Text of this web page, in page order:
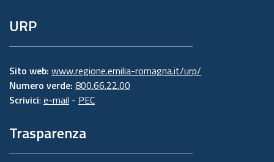
URP
Sito web: www.regione.emilia-romagna.it/urp/
Numero verde: 800.66.22.00
Scrivici: e-mail - PEC
Trasparenza